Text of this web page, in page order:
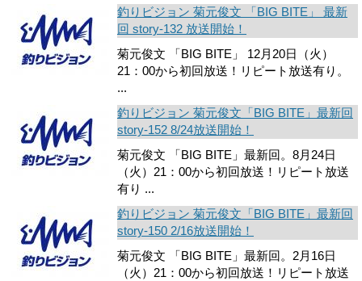
釣りビジョン 菊元俊文 「BIG BITE」 最新
回 story-132 放送開始！
菊元俊文 「BIG BITE」 12月20日（火）
21：00から初回放送！リピート放送有り。
...
釣りビジョン 菊元俊文「BIG BITE」最新回
story-152 8/24放送開始！
菊元俊文 「BIG BITE」最新回。8月24日
（火）21：00から初回放送！リピート放送
有り ...
釣りビジョン 菊元俊文「BIG BITE」最新回
story-150 2/16放送開始！
菊元俊文 「BIG BITE」最新回。2月16日
（火）21：00から初回放送！リピート放送